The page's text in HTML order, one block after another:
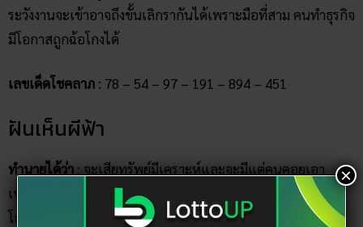
ระวังงานจะเข้าอาจถึงขั้นเลิกรากันได้เพราะมือที่สาม คนทำธุรกิจ
มีโอกาสถูกฉ้อโกงได้
เลขเด็ดโชคลาภ : 78 – 54 – 97 – 191 – 894 – 451
ฝันเห็นผีฟ้า
ทำนายได้ว่า : จะเสียทรัพย์มีเคราะห์และจะมีแต่คนคอยเอา
เปรียบ ช่วงนี้ไม่ควรเสี่ยงโชคใด ๆ มีเกณฑ์สูญเสียคนรักหรือมี
โอกาสตกงาน ผุ้ใหญ่ไม่ส่งเสริมในหน้าที่การงาน ธุรกิจการค้าจะ
×